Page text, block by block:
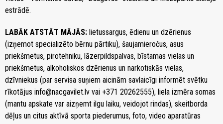
estrādē.
LABĀK ATSTĀT MĀJĀS: lietussargus, ēdienu un dzērienus
(izņemot specializēto bērnu pārtiku), šaujamieročus, asus
priekšmetus, pirotehniku, lāzerpildspalvas, bīstamas vielas un
priekšmetus, alkoholiskos dzērienus un narkotiskās vielas,
dzīvniekus (par servisa suņiem aicinām savlaicīgi informēt svētku
rīkotājus info@nacgavilet.lv vai +371 20262555), liela izmēra somas
(mantu apskate var aizņemt ilgu laiku, veidojot rindas), skeitborda
dēļus un citus aktīvā sporta piederumus, foto, video aparatūras